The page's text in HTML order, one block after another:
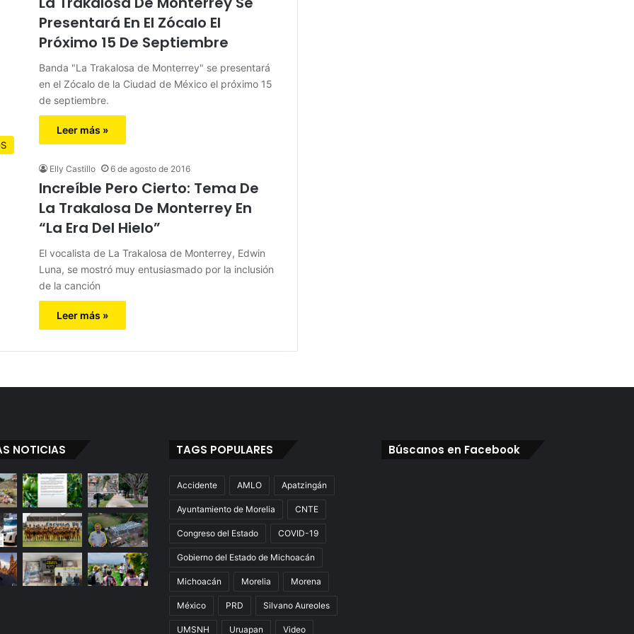
Presentará En El Zócalo El
Próximo 15 De Septiembre
Banda "La Trakalosa de Monterrey" se presentará
en el Zócalo de la Ciudad de México el próximo 15
de septiembre.
Leer más »
Elly Castillo 6 de agosto de 2016
Increíble Pero Cierto: Tema De
La Trakalosa De Monterrey En
“La Era Del Hielo”
El vocalista de La Trakalosa de Monterrey, Edwin
Luna, se mostró muy entusiasmado por la inclusión
de la canción
Leer más »
NOTICIAS TAGS POPULARES
Accidente AMLO Apatzingán
Ayuntamiento de Morelia CNTE
Congreso del Estado COVID-19
Gobierno del Estado de Michoacán
Michoacán Morelia Morena
México PRD Silvano Aureoles
UMSNH Uruapan Video
Búscanos en Facebook